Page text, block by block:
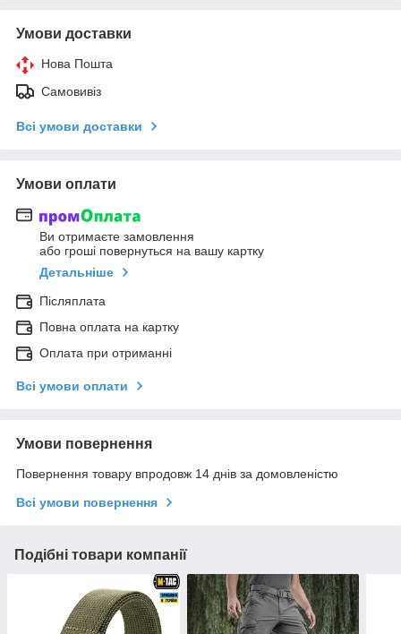
Умови доставки
Нова Пошта
Самовивіз
Всі умови доставки
Умови оплати
Ви отримаєте замовлення
або гроші повернуться на вашу картку
Детальніше
Післяплата
Повна оплата на картку
Оплата при отриманні
Всі умови оплати
Умови повернення
Повернення товару впродовж 14 днів за домовленістю
Всі умови повернення
Подібні товари компанії